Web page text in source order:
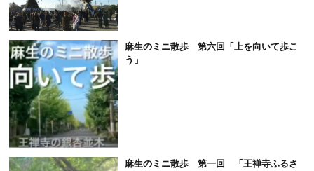
麻生のミニ散歩 第六回「上を向いて歩こ
う」
麻生のミニ散歩 第一回 「王禅寺ふるさ